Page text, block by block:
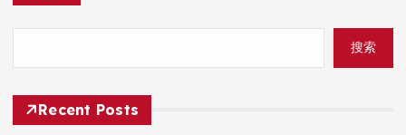
搜索
Recent Posts